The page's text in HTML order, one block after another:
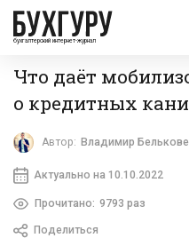
бухгалтерский интернет-журнал
Что даёт
о кредитных
Автор: Владимир
Актуально на 10.10.2022
Прочитано: 9793 раз
Поделиться